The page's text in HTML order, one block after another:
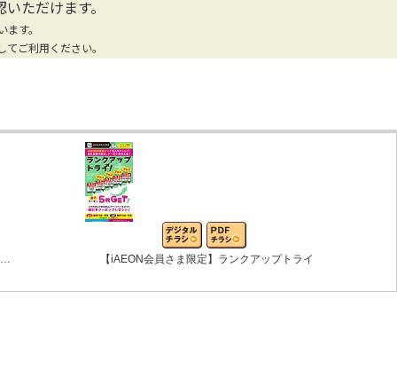
ただけます。
す。
ご利用ください。
【iAEON会員さま限定】ランクアップトライ